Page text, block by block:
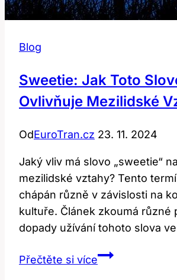
Blog
Sweetie: Jak Toto
Ovlivňuje Mezilidské
OdEuroTran.cz 23. 11. 2024
Jaký vliv má slovo „sweetie“
mezilidské vztahy? Tento
chápán různě v závislosti na
kultuře. Článek zkoumá různé
dopady užívání tohoto slova
Přečtěte si víceSweetie: